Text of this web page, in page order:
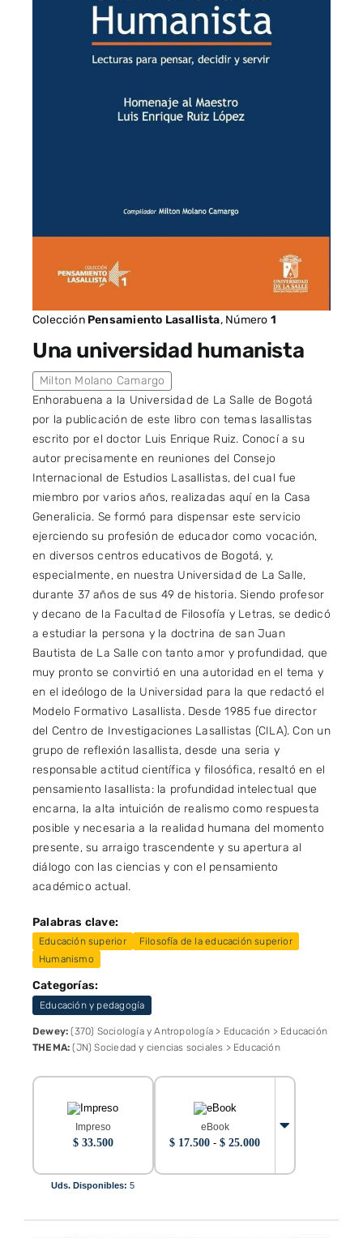
Colección Pensamiento Lasallista, Número 1
Una universidad humanista
Milton Molano Camargo
Enhorabuena a la Universidad de La Salle de Bogotá
por la publicación de este libro con temas lasallistas
escrito por el doctor Luis Enrique Ruiz. Conocí a su
autor precisamente en reuniones del Consejo
Internacional de Estudios Lasallistas, del cual fue
miembro por varios años, realizadas aquí en la Casa
Generalicia. Se formó para dispensar este servicio
ejerciendo su profesión de educador como vocación,
en diversos centros educativos de Bogotá, y,
especialmente, en nuestra Universidad de La Salle,
durante 37 años de sus 49 de historia. Siendo profesor
y decano de la Facultad de Filosofía y Letras, se dedicó
a estudiar la persona y la doctrina de san Juan
Bautista de La Salle con tanto amor y profundidad, que
muy pronto se convirtió en una autoridad en el tema y
en el ideólogo de la Universidad para la que redactó el
Modelo Formativo Lasallista. Desde 1985 fue director
del Centro de Investigaciones Lasallistas (CILA). Con un
grupo de reflexión lasallista, desde una seria y
responsable actitud científica y filosófica, resaltó en el
pensamiento lasallista: la profundidad intelectual que
encarna, la alta intuición de realismo como respuesta
posible y necesaria a la realidad humana del momento
presente, su arraigo trascendente y su apertura al
diálogo con las ciencias y con el pensamiento
académico actual.
Palabras clave:
Educación superior
Filosofía de la educación superior
Humanismo
Categorías:
Educación y pedagogía
Dewey: (370) Sociología y Antropología > Educación > Educación
THEMA: (JN) Sociedad y ciencias sociales > Educación
Impreso
$33.500
Uds. Disponibles: 5
eBook
$ 17.500 - $ 25.000Rango
desde